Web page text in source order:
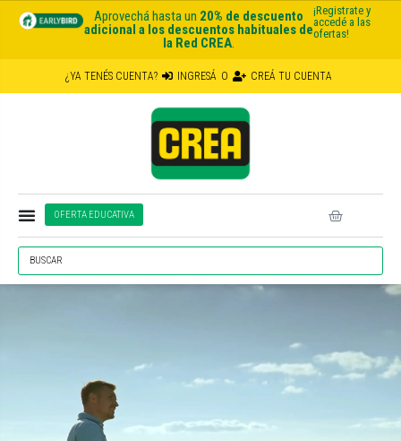
Aprovechá hasta un 20% de descuento
adicional a los descuentos habituales de
la Red CREA.
¡Registrate y
accedé a las
ofertas!
¿YA TENÉS CUENTA? INGRESÁ O CREÁ TU CUENTA
OFERTA EDUCATIVA